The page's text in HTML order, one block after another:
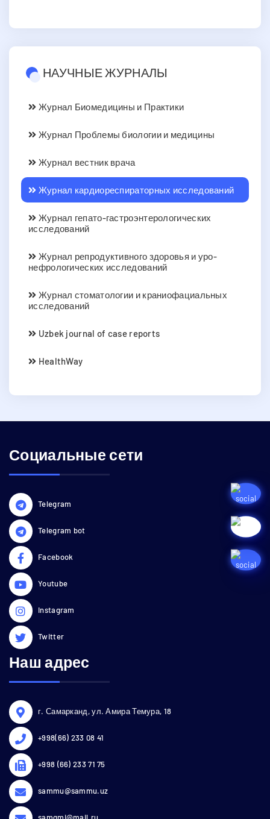
НАУЧНЫЕ ЖУРНАЛЫ
Журнал Биомедицины и Практики
Журнал Проблемы биологии и медицины
Журнал вестник врача
Журнал кардиореспираторных исследований
Журнал гепато-гастроэнтерологических
исследований
Журнал репродуктивного здоровья и уро-
нефрологических исследований
Журнал стоматологии и краниофациальных
исследований
Uzbek journal of case reports
HealthWay
Социальные сети
Telegram
Telegram bot
Facebook
Youtube
Instagram
Twitter
Наш адрес
г. Самарканд, ул. Амира Темура, 18
+998(66) 233 08 41
+998 (66) 233 71 75
sammu@sammu.uz
samgmi@mail.ru